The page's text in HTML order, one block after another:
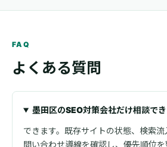
FAQ
よくある質問
墨田区のSEO対策会社だけ相談で
できます。既存サイトの状態、検索流
問い合わせ導線を確認し、優先順位を